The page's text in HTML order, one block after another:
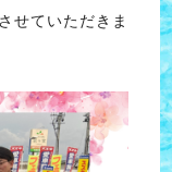
せていただきま